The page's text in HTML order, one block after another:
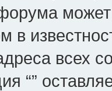
в
всех
“”